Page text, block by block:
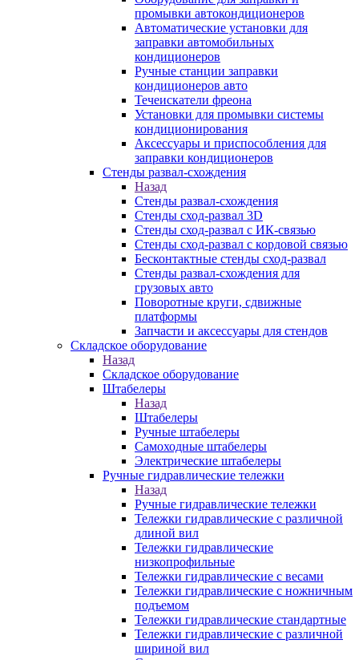
промывки автокондиционеров
Автоматические установки для
заправки автомобильных
кондиционеров
Ручные станции заправки
кондиционеров авто
Течеискатели фреона
Установки для промывки системы
кондиционирования
Аксессуары и приспособления для
заправки кондиционеров
Стенды развал-схождения
Назад
Стенды развал-схождения
Стенды сход-развал 3D
Стенды сход-развал с ИК-связью
Стенды сход-развал с кордовой связью
Бесконтактные стенды сход-развал
Стенды развал-схождения для
грузовых авто
Поворотные круги, сдвижные
платформы
Запчасти и аксессуары для стендов
Складское оборудование
Назад
Складское оборудование
Штабелеры
Назад
Штабелеры
Ручные штабелеры
Самоходные штабелеры
Электрические штабелеры
Ручные гидравлические тележки
Назад
Ручные гидравлические тележки
Тележки гидравлические с различной
длиной вил
Тележки гидравлические
низкопрофильные
Тележки гидравлические с весами
Тележки гидравлические с ножничным
подъемом
Тележки гидравлические стандартные
Тележки гидравлические с различной
шириной вил